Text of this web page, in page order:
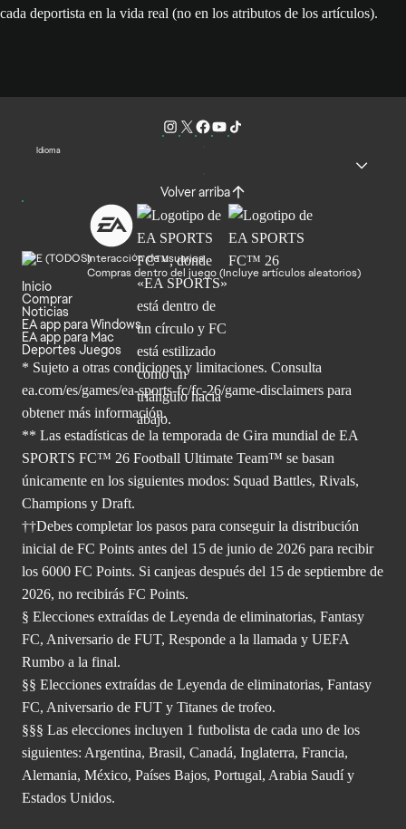
cada deportista en la vida real (no en los atributos de los artículos).
Idioma
Volver arriba
Interacción de usuarios
Compras dentro del juego (Incluye artículos aleatorios)
Inicio
Comprar
Noticias
EA app para Windows
EA app para Mac
Deportes Juegos
* Sujeto a otras condiciones y limitaciones. Consulta
ea.com/es/games/ea-sports-fc/fc-26/game-disclaimers para
obtenermás información.
** Las estadísticas de la temporada de Gira mundial de EA
SPORTS FC™ 26 Football Ultimate Team™ se basan
únicamente en los siguientes modos: Squad Battles, Rivals,
Champions y Draft.
††Debes completar los pasos para conseguir la distribución
inicial de FC Points antes del 15 de junio de 2026 para recibir
los 6000 FC Points. Si canjeas después del 15 de septiembre de
2026, no recibirás FC Points.
§ Elecciones extraídas de Leyenda de eliminatorias, Fantasy
FC, Aniversario de FUT, Responde a la llamada y UEFA
Rumbo a la final.
§§ Elecciones extraídas de Leyenda de eliminatorias, Fantasy
FC, Aniversario de FUT y Titanes de trofeo.
§§§ Las elecciones incluyen 1 futbolista de cada uno de los
siguientes: Argentina, Brasil, Canadá, Inglaterra, Francia,
Alemania, México, Países Bajos, Portugal, Arabia Saudí y
Estados Unidos.